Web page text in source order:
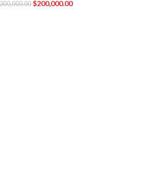
300,000.00 $200,000.00